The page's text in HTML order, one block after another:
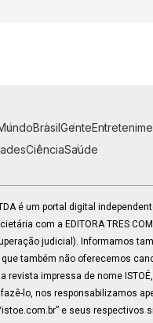
BrasilGente
CiênciaSaúde
é um portal digital
com a EDITORA TRES
judicial). Informamos
também não oferecemos
revista impressa de nome
lo, nos responsabilizamos
e seus respectivos